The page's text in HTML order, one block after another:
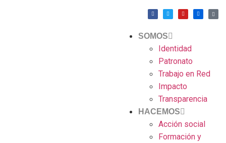
SOMOS
Identidad
Patronato
Trabajo en Red
Impacto
Transparencia
HACEMOS
Acción social
Formación y